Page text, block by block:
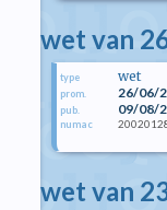
wet van
type wet
prom. 26/06/
pub. 09/08/
numac
wet van